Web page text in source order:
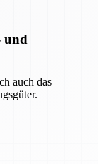
und
auch das